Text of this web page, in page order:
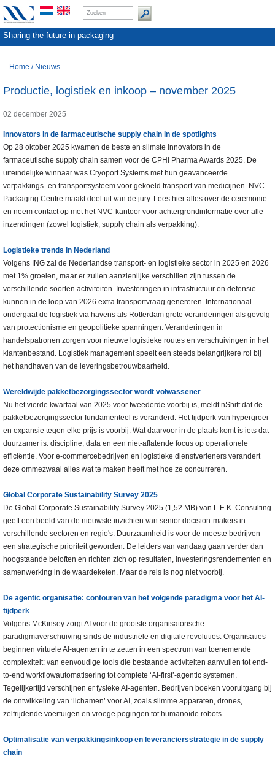
Sharing the future in packaging
Home / Nieuws
Productie, logistiek en inkoop – november 2025
02 december 2025
Innovators in de farmaceutische supply chain in de spotlights
Op 28 oktober 2025 kwamen de beste en slimste innovators in de
farmaceutische supply chain samen voor de CPHI Pharma Awards 2025. De
uiteindelijke winnaar was Cryoport Systems met hun geavanceerde
verpakkings- en transportsysteem voor gekoeld transport van medicijnen. NVC
Packaging Centre maakt deel uit van de jury. Lees hier alles over de ceremonie
en neem contact op met het NVC-kantoor voor achtergrondinformatie over alle
inzendingen (zowel logistiek, supply chain als verpakking).
Logistieke trends in Nederland
Volgens ING zal de Nederlandse transport- en logistieke sector in 2025 en 2026
met 1% groeien, maar er zullen aanzienlijke verschillen zijn tussen de
verschillende soorten activiteiten. Investeringen in infrastructuur en defensie
kunnen in de loop van 2026 extra transportvraag genereren. Internationaal
ondergaat de logistiek via havens als Rotterdam grote veranderingen als gevolg
van protectionisme en geopolitieke spanningen. Veranderingen in
handelspatronen zorgen voor nieuwe logistieke routes en verschuivingen in het
klantenbestand. Logistiek management speelt een steeds belangrijkere rol bij
het handhaven van de leveringsbetrouwbaarheid.
Wereldwijde pakketbezorgingssector wordt volwassener
Nu het vierde kwartaal van 2025 voor tweederde voorbij is, meldt nShift dat de
pakketbezorgingssector fundamenteel is veranderd. Het tijdperk van hypergroei
en expansie tegen elke prijs is voorbij. Wat daarvoor in de plaats komt is iets dat
duurzamer is: discipline, data en een niet-aflatende focus op operationele
efficiëntie. Voor e-commercebedrijven en logistieke dienstverleners verandert
deze ommezwaai alles wat te maken heeft met hoe ze concurreren.
Global Corporate Sustainability Survey 2025
De Global Corporate Sustainability Survey 2025 (1,52 MB) van L.E.K. Consulting
geeft een beeld van de nieuwste inzichten van senior decision-makers in
verschillende sectoren en regio's. Duurzaamheid is voor de meeste bedrijven
een strategische prioriteit geworden. De leiders van vandaag gaan verder dan
hoogstaande beloften en richten zich op resultaten, investeringsrendementen en
samenwerking in de waardeketen. Maar de reis is nog niet voorbij.
De agentic organisatie: contouren van het volgende paradigma voor het AI-
tijdperk
Volgens McKinsey zorgt AI voor de grootste organisatorische
paradigmaverschuiving sinds de industriële en digitale revoluties. Organisaties
beginnen virtuele AI-agenten in te zetten in een spectrum van toenemende
complexiteit: van eenvoudige tools die bestaande activiteiten aanvullen tot end-
to-end workflowautomatisering tot complete ‘AI-first’-agentic systemen.
Tegelijkertijd verschijnen er fysieke AI-agenten. Bedrijven boeken vooruitgang bij
de ontwikkeling van ‘lichamen’ voor AI, zoals slimme apparaten, drones,
zelfrijdende voertuigen en vroege pogingen tot humanoïde robots.
Optimalisatie van verpakkingsinkoop en leveranciersstrategie in de supply
chain